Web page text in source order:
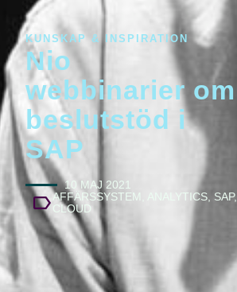
KUNSKAP & INSPIRATION
Nio
webbinarier om
beslutstöd i
SAP
10 MAJ 2021
AFFÄRSSYSTEM
ANALYTICS,SAP,
CLOUD